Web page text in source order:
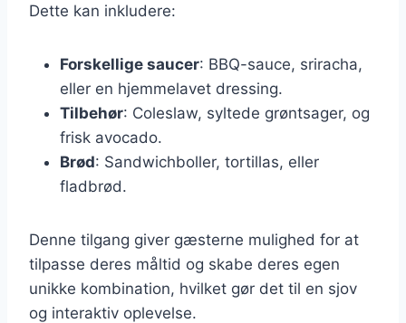
Dette kan inkludere:
Forskellige saucer: BBQ-sauce, sriracha,
eller en hjemmelavet dressing.
Tilbehør: Coleslaw, syltede grøntsager, og
frisk avocado.
Brød: Sandwichboller, tortillas, eller
fladbrød.
Denne tilgang giver gæsterne mulighed for at
tilpasse deres måltid og skabe deres egen
unikke kombination, hvilket gør det til en sjov
og interaktiv oplevelse.